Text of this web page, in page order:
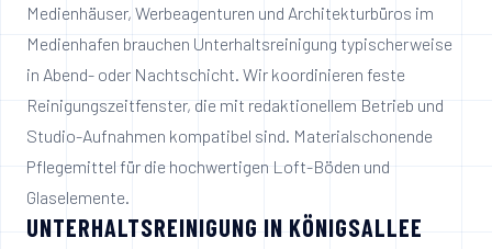
Medienhäuser, Werbeagenturen und Architekturbüros im
Medienhafen brauchen Unterhaltsreinigung typischerweise
in Abend- oder Nachtschicht. Wir koordinieren feste
Reinigungszeitfenster, die mit redaktionellem Betrieb und
Studio-Aufnahmen kompatibel sind. Materialschonende
Pflegemittel für die hochwertigen Loft-Böden und
Glaselemente.
UNTERHALTSREINIGUNG IN KÖNIGSALLEE